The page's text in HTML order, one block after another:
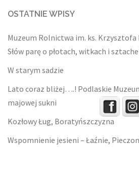
OSTATNIE WPISY
Muzeum Rolnictwa im. ks. Krzysztofa
Słów parę o płotach, witkach i
W starym sadzie
Lato coraz bliżej….! Podlaskie
majowej sukni
Kozłowy Ług, Boratyńszczyzna
Wspomnienie jesieni – Łaźnie,